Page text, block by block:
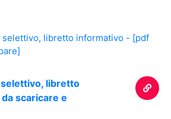
libretto
scaricare e